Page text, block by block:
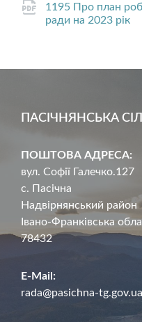
1195 Про план
ради на 2023 рік
ПАСІЧНЯНСЬКА
ПОШТОВА АДРЕСА:
вул. Софії Галечко.127
с. Пасічна
Надвірнянський район
Івано-Франківська
78432
E-Mail:
rada@pasichna-tg.gov.ua